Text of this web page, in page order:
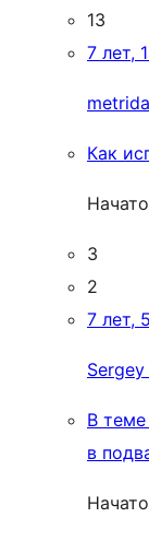
13
7 лет,
Как
3
2
7 лет,
В
в